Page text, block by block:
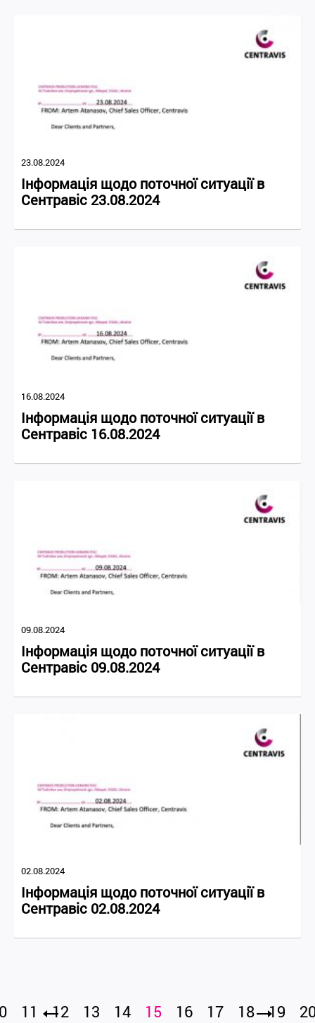
23.08.2024
Інформація щодо поточної ситуації в
Сентравіс 23.08.2024
16.08.2024
Інформація щодо поточної ситуації в
Сентравіс 16.08.2024
09.08.2024
Інформація щодо поточної ситуації в
Сентравіс 09.08.2024
02.08.2024
Інформація щодо поточної ситуації в
Сентравіс 02.08.2024
11 12 13 14 15 16 17 18 19